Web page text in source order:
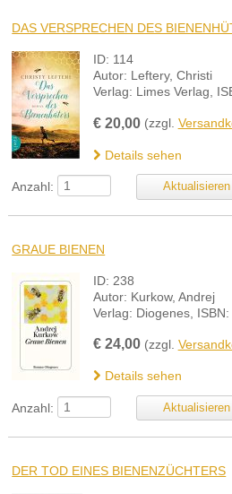
DAS VERSPRECHEN DES
ID: 114
Autor: Leftery, Christi
Verlag: Limes Verlag,
€20,00 (zzgl.
Details sehen
Anzahl:
GRAUE BIENEN
ID: 238
Autor: Kurkow, Andrej
Verlag: Diogenes,
€24,00 (zzgl.
Details sehen
Anzahl:
DER TOD EINES BIENENZÜCHTERS